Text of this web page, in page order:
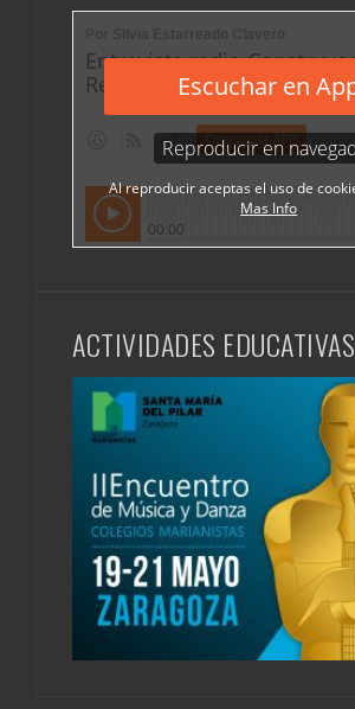
ACTIVIDADES EDUCATIVAS